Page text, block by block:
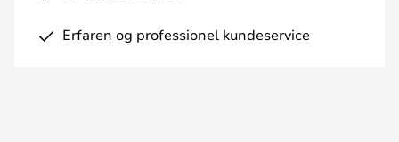
Erfaren og professionel kundeservice